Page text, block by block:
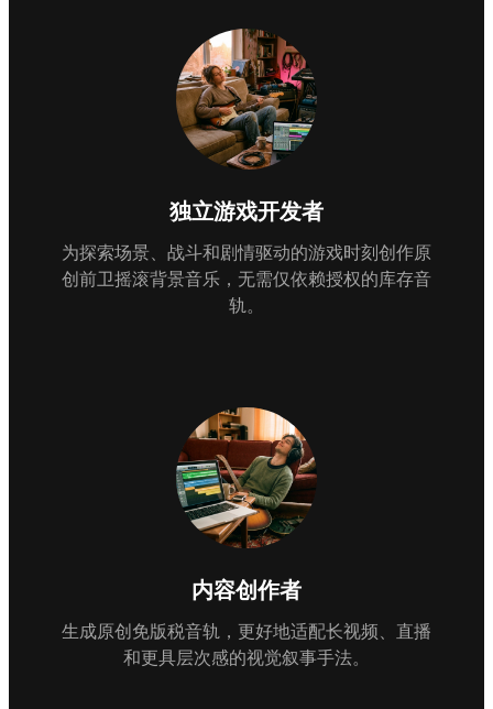
独立游戏开发者
为探索场景、战斗和剧情驱动的游戏时刻创作原
创前卫摇滚背景音乐，无需仅依赖授权的库存音
轨。
内容创作者
生成原创免版税音轨，更好地适配长视频、直播
和更具层次感的视觉叙事手法。